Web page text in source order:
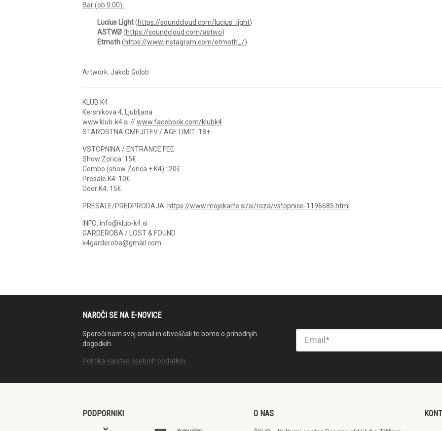
Bar (ob 0:00):
Lucius Light(https://soundcloud.com/lucius_light)
ASTWØ(https://soundcloud.com/astwo)
Etmoth(https://www.instagram.com/etmoth_/)
Artwork: Jakob Golob
KLUB K4
Kersnikova 4, Ljubljana
www.klub-k4.si //www.facebook.com/klubk4
STAROSTNA OMEJITEV / AGE LIMIT: 18+
VSTOPNINA / ENTRANCE FEE:
Show Zorica :15€
Combo (show Zorica + K4) : 20€
Presale K4: 10€
Door K4: 15€
PRESALE/PREDPRODAJA: https://www.mojekarte.si/si/roza/vstopnice-1196685.html
INFO: info@klub-k4.si
GARDEROBA / LOST & FOUND
k4garderoba@gmail.com
NAROČI SE NA E-NOVICE
Sporoči nam svoj email in obveščali te bomo o prihodnjih
dogodkih.
Politika varstva osebnih podatkov
PODPORNIKI O NAS